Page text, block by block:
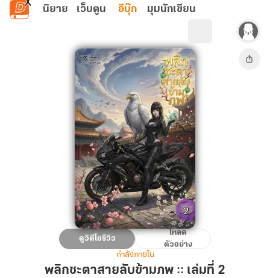
ข้ามไปยังเนื้อหาหลัก
นิยาย เว็บตูน อีบุ๊ก มุมนักเขียน
พลิก
ชะตา
สายลับ
ดูวิดีโอรีวิว
โหลด
ตัวอย่าง
กำลังภายใน
พลิกชะตาสายลับข้ามภพ :: เล่มที่ 2